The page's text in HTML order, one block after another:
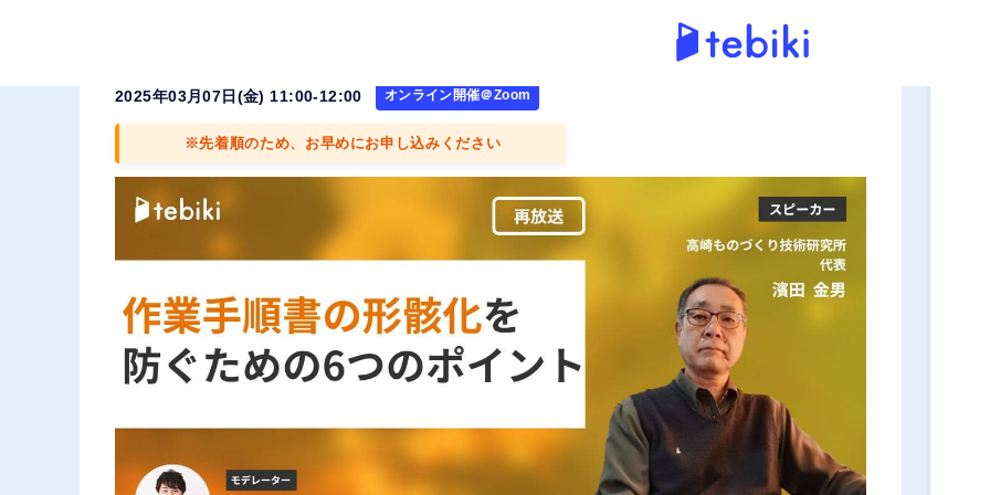
【再放送】作業手順書の形骸化を防ぐための6つのポイント
2025年03月07日(金) 11:00-12:00 オンライン開催＠Zoom
※先着順のため、お早めにお申し込みください